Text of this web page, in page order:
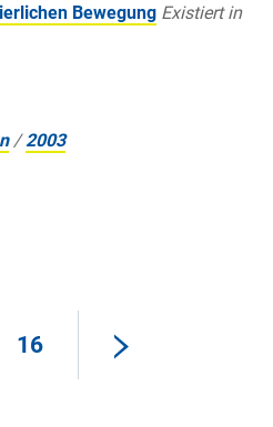
Bewegung Existiert in
/2003
16